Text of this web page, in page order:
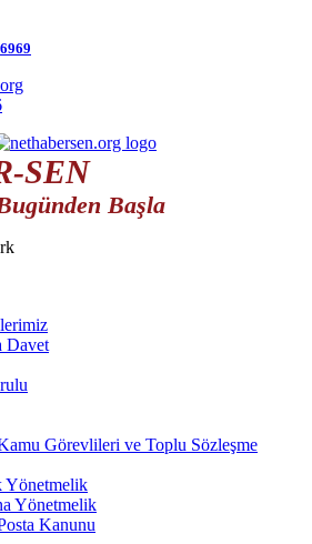
SEN
Başla
Davet
Görevlileri ve Toplu Sözleşme
Yönetmelik
Yönetmelik
Kanunu